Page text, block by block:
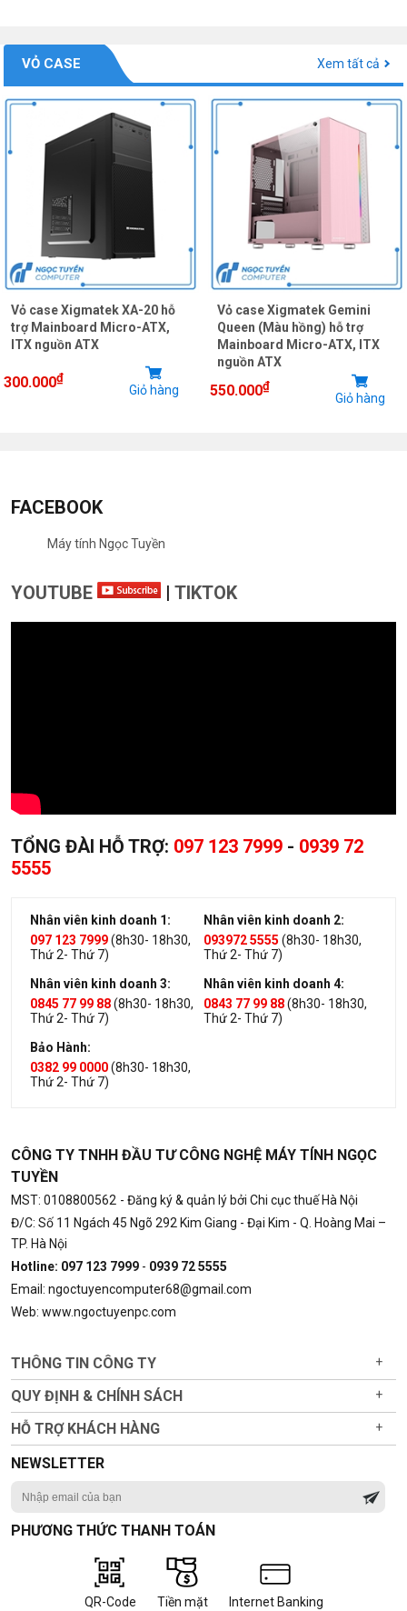
VỎ CASE Xem tất cả
Vỏ case Xigmatek XA-20 hỗ
trợ Mainboard Micro-ATX,
ITX nguồn ATX
300.000₫
Giỏ hàng
Vỏ case Xigmatek Gemini
Queen (Màu hồng) hỗ trợ
Mainboard Micro-ATX, ITX
nguồn ATX
550.000₫
Giỏ hàng
FACEBOOK
Máy tính Ngọc Tuyền
YOUTUBE | TIKTOK
TỔNG ĐÀI HỖ TRỢ: 097 123 7999 - 0939 72
5555
Nhân viên kinh doanh 1:
097 123 7999(8h30- 18h30,
Thứ 2- Thứ 7)
Nhân viên kinh doanh 2:
093972 5555 (8h30- 18h30,
Thứ 2- Thứ 7)
Nhân viên kinh doanh 3:
0845 77 99 88(8h30- 18h30,
Thứ 2- Thứ 7)
Nhân viên kinh doanh 4:
0843 77 99 88(8h30- 18h30,
Thứ 2- Thứ 7)
Bảo Hành:
0382 99 0000(8h30- 18h30,
Thứ 2- Thứ 7)
CÔNG TY TNHH ĐẦU TƯ CÔNG NGHỆ MÁY TÍNH NGỌC
TUYỀN
MST: 0108800562 - Đăng ký & quản lý bởi Chi cục thuế Hà Nội
Đ/C: Số 11 Ngách 45 Ngõ 292 Kim Giang - Đại Kim - Q. Hoàng Mai –
TP. Hà Nội
Hotline: 097 123 7999 - 0939 72 5555
Email: ngoctuyencomputer68@gmail.com
Web: www.ngoctuyenpc.com
THÔNG TIN CÔNG TY +
QUY ĐỊNH & CHÍNH SÁCH +
HỖ TRỢ KHÁCH HÀNG +
NEWSLETTER
PHƯƠNG THỨC THANH TOÁN
QR-Code Tiền mặt Internet Banking